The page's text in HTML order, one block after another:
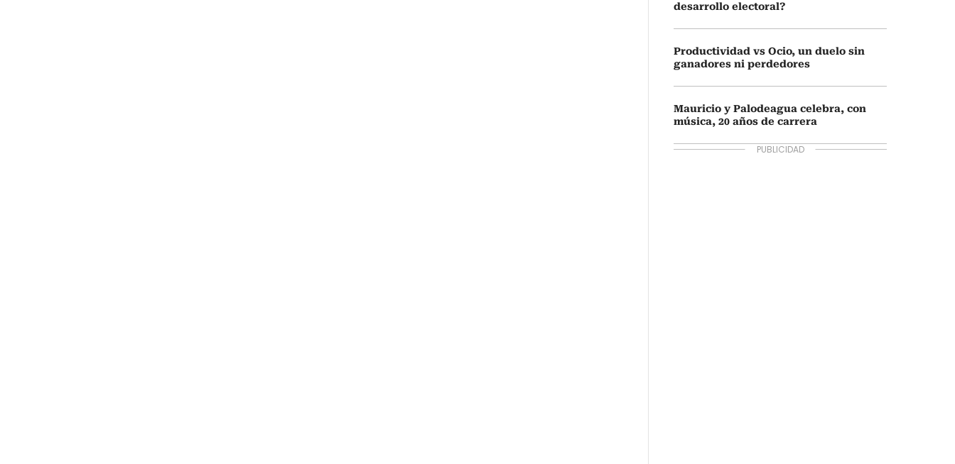
desarrollo electoral?
Productividad vs Ocio, un duelo sin
ganadores ni perdedores
Mauricio y Palodeagua celebra, con
música, 20 años de carrera